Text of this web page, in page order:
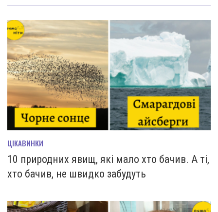
ЦІКАВИНКИ
10 природних явищ, які мало хто бачив. А ті,
хто бачив, не швидко забудуть